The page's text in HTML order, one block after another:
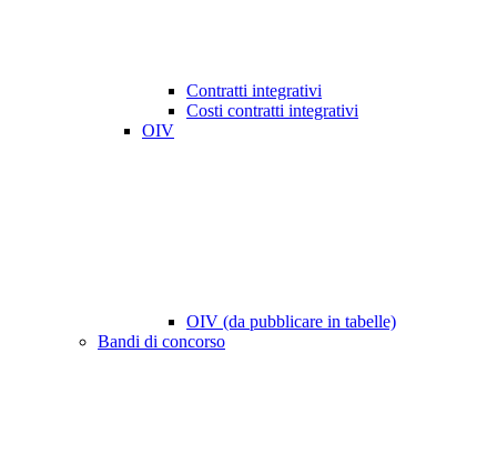
Contratti integrativi
Costi contratti integrativi
OIV
OIV (da pubblicare in tabelle)
Bandi di concorso